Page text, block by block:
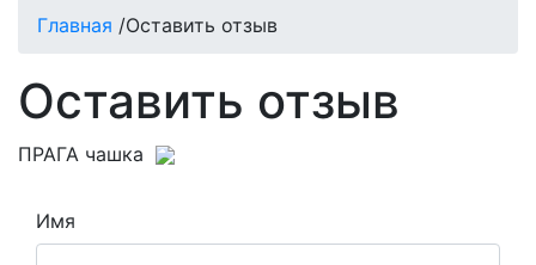
Главная /Оставить отзыв
Оставить отзыв
ПРАГА чашка
Имя